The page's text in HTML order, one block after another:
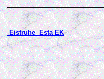
Eistruhe Esta EK